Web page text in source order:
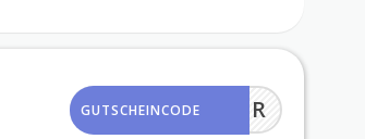
NUFAKTUR
GUTSCHEINCODE